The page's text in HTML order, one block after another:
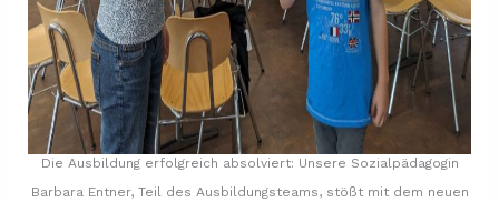
Die Ausbildung erfolgreich absolviert: Unsere Sozialpädagogin
Barbara Entner, Teil des Ausbildungsteams, stößt mit dem neuen